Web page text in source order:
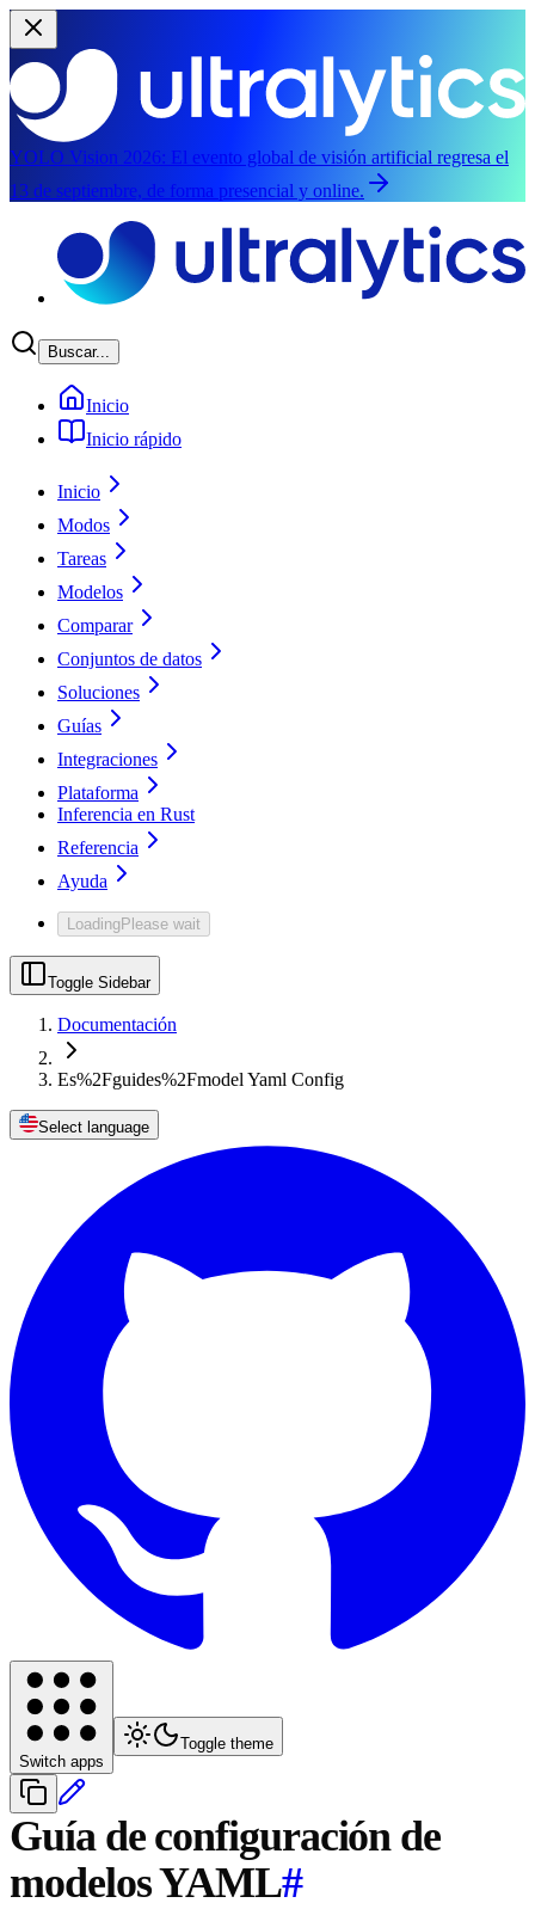
YOLO Vision 2026: El evento global de visión artificial regresa el
13 de septiembre, de forma presencial y online.
Buscar...
Inicio
Inicio rápido
Inicio
Modos
Tareas
Modelos
Comparar
Conjuntos de datos
Soluciones
Guías
Integraciones
Plataforma
Inferencia en Rust
Referencia
Ayuda
LoadingPlease wait
Toggle Sidebar
Documentación
Es%2Fguides%2Fmodel Yaml Config
Select language
Switch apps
Toggle theme
Guía de configuración de
modelos YAML#